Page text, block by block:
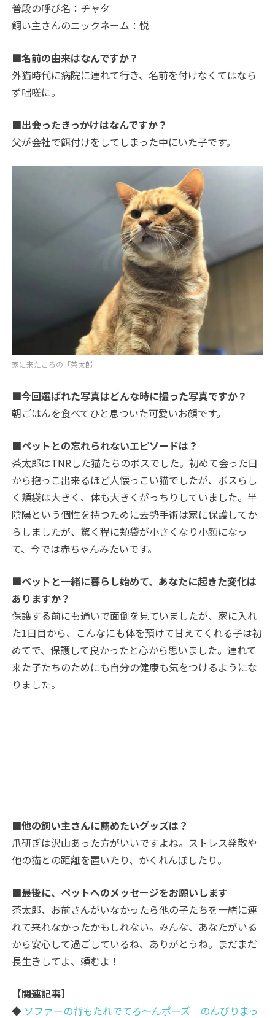
普段の呼び名：チャタ
飼い主さんのニックネーム：悦
■名前の由来はなんですか？
外猫時代に病院に連れて行き、名前を付けなくてはなら
ず咄嗟に。
■出会ったきっかけはなんですか？
父が会社で餌付けをしてしまった中にいた子です。
家に来たころの「茶太郎」
■今回選ばれた写真はどんな時に撮った写真ですか？
朝ごはんを食べてひと息ついた可愛いお顔です。
■ペットとの忘れられないエピソードは？
茶太郎はTNRした猫たちのボスでした。初めて会った日
から抱っこ出来るほど人懐っこい猫でしたが、ボスらし
く頬袋は大きく、体も大きくがっちりしていました。半
陰陽という個性を持つために去勢手術は家に保護してか
らしましたが、驚く程に頬袋が小さくなり小顔になっ
て、今では赤ちゃんみたいです。
■ペットと一緒に暮らし始めて、あなたに起きた変化は
ありますか？
保護する前にも通いで面倒を見ていましたが、家に入れ
た1日目から、こんなにも体を預けて甘えてくれる子は初
めてで、保護して良かったと心から思いました。連れて
来た子たちのためにも自分の健康も気をつけるようにな
りました。
■他の飼い主さんに薦めたいグッズは？
爪研ぎは沢山あった方がいいですよね。ストレス発散や
他の猫との距離を置いたり、かくれんぼしたり。
■最後に、ペットへのメッセージをお願いします
茶太郎、お前さんがいなかったら他の子たちを一緒に連
れて来れなかったかもしれない。みんな、あなたがいる
から安心して過ごしているね、ありがとうね。まだまだ
長生きしてよ、頼むよ！
【関連記事】
◆ ソファーの背もたれでてろ～んポーズ のんびりまっ